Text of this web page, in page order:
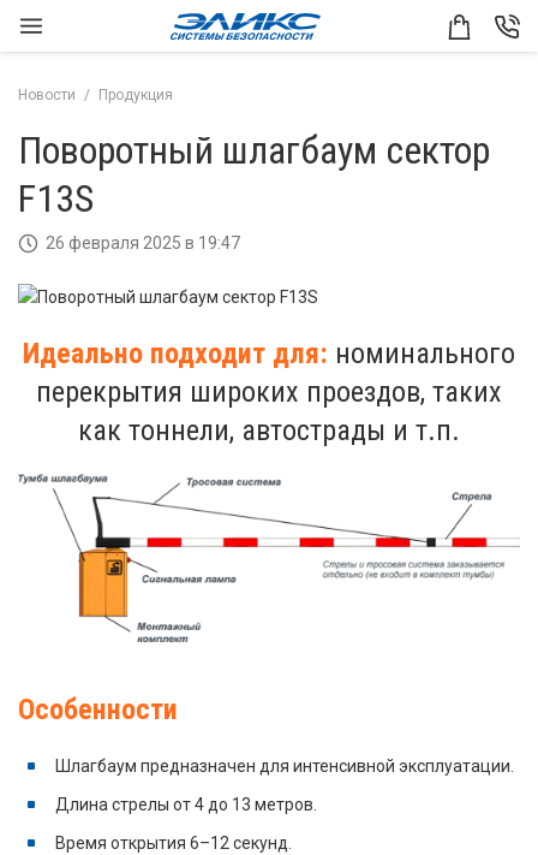
Новости Продукция
Поворотный шлагбаум сектор
F13S
26 февраля 2025 в 19:47
Идеально подходит для: номинального
перекрытия широких проездов, таких
как тоннели, автострады и т.п.
Особенности
Шлагбаум предназначен для интенсивной эксплуатации.
Длина стрелы от 4 до 13 метров.
Время открытия 6–12 секунд.